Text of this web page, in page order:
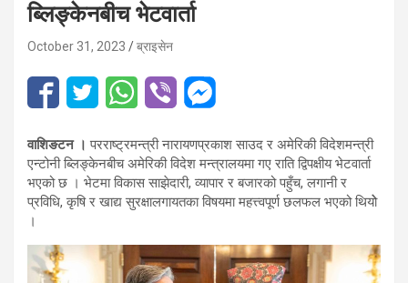
ब्लिङ्केनबीच भेटवार्ता
October 31, 2023 ब्राइसेन
वाशिङटन । परराष्ट्रमन्त्री नारायणप्रकाश साउद र अमेरिकी विदेशमन्त्री
एन्टोनी ब्लिङ्केनबीच अमेरिकी विदेश मन्त्रालयमा गए राति द्विपक्षीय भेटवार्ता
भएको छ । भेटमा विकास साझेदारी, व्यापार र बजारको पहुँच, लगानी र
प्रविधि, कृषि र खाद्य सुरक्षालगायतका विषयमा महत्त्वपूर्ण छलफल भएको थियोे
।